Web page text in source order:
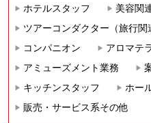
ホテルスタッフ
美容関
ツアーコンダクター（旅行関
コンパニオン
アロマテ
アミューズメント業務
キッチンスタッフ
ホー
販売・サービス系その他